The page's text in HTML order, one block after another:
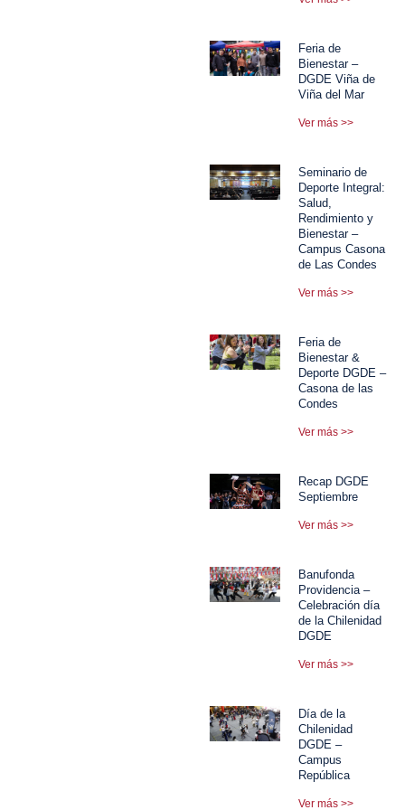
Feria de
Bienestar –
DGDE Viña de
Viña del Mar
Ver más >>
Seminario de
Deporte Integral:
Salud,
Rendimiento y
Bienestar –
Campus Casona
de Las Condes
Ver más >>
Feria de
Bienestar &
Deporte DGDE –
Casona de las
Condes
Ver más >>
Recap DGDE
Septiembre
Ver más >>
Banufonda
Providencia –
Celebración día
de la Chilenidad
DGDE
Ver más >>
Día de la
Chilenidad
DGDE –
Campus
República
Ver más >>